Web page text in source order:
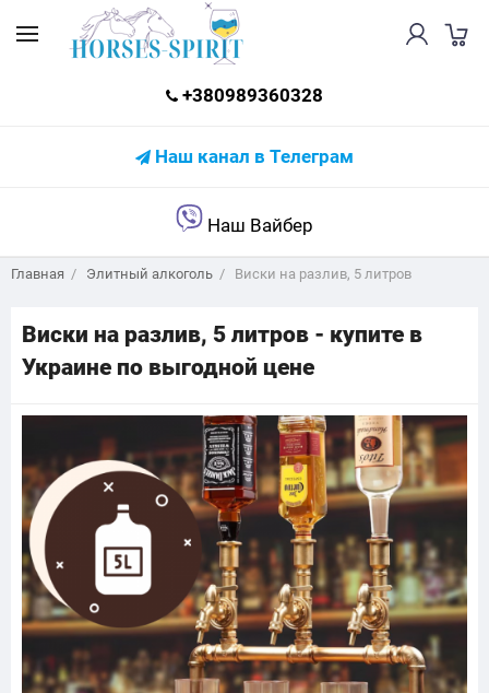
+380989360328
Наш канал в Телеграм
Наш Вайбер
Главная Элитный алкоголь Виски на разлив, 5 литров
Виски на разлив, 5 литров - купите в
Украине по выгодной цене